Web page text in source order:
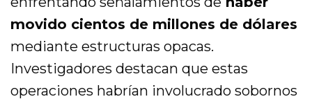
movido cientos de millones de dólares
mediante estructuras opacas.
Investigadores destacan que estas
operaciones habrían involucrado sobornos